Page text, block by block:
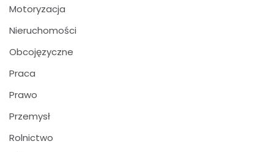
Motoryzacja
Nieruchomości
Obcojęzyczne
Praca
Prawo
Przemysł
Rolnictwo